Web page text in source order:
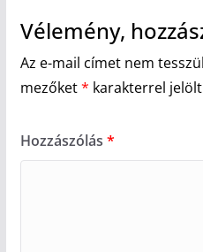
Vélemény,
Az e-mail címet nem
mezőket* karakterrel
Hozzászólás *